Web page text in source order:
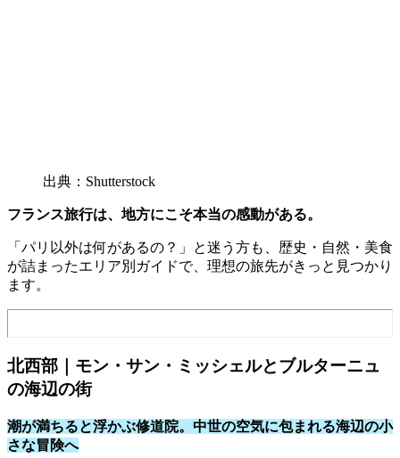
出典：Shutterstock
フランス旅行は、地方にこそ本当の感動がある。
「パリ以外は何があるの？」と迷う方も、歴史・自然・美食
が詰まったエリア別ガイドで、理想の旅先がきっと見つかり
ます。
北西部｜モン・サン・ミッシェルとブルターニュ
の海辺の街
潮が満ちると浮かぶ修道院。中世の空気に包まれる海辺の小
さな冒険へ